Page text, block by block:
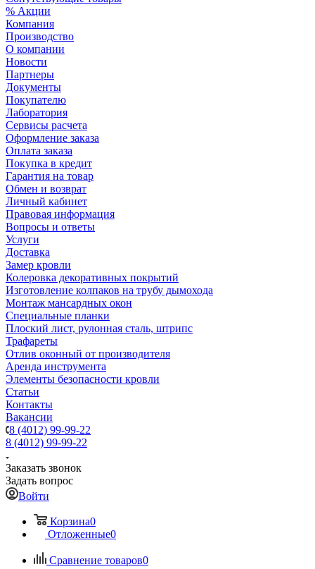
% Акции
Компания
Производство
О компании
Новости
Партнеры
Документы
Покупателю
Лаборатория
Сервисы расчета
Оформление заказа
Оплата заказа
Покупка в кредит
Гарантия на товар
Обмен и возврат
Личный кабинет
Правовая информация
Вопросы и ответы
Услуги
Доставка
Замер кровли
Колеровка декоративных покрытий
Изготовление колпаков на трубу дымохода
Монтаж мансардных окон
Специальные планки
Плоский лист, рулонная сталь, штрипс
Трафареты
Отлив оконный от производителя
Аренда инструмента
Элементы безопасности кровли
Статьи
Контакты
Вакансии
8 (4012) 99-99-22
8 (4012) 99-99-22
Заказать звонок
Задать вопрос
Войти
Корзина0
Отложенные0
Сравнение товаров0